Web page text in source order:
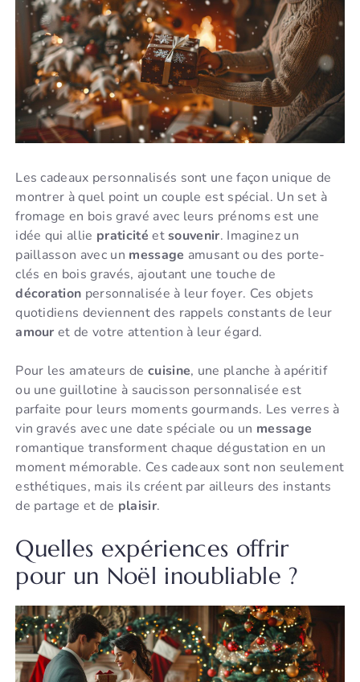
Les cadeaux personnalisés sont une façon unique de
montrer à quel point un couple est spécial. Un set à
fromage en bois gravé avec leurs prénoms est une
idée qui allie praticité etsouvenir. Imaginez un
paillasson avec un message amusant ou des porte-
clés en bois gravés, ajoutant une touche de
décoration personnalisée à leur foyer. Ces objets
quotidiens deviennent des rappels constants de leur
amour et de votre attention à leur égard.
Pour les amateurs de cuisine, une planche à apéritif
ou une guillotine à saucisson personnalisée est
parfaite pour leurs moments gourmands. Les verres à
vin gravés avec une date spéciale ou un message
romantique transforment chaque dégustation en un
moment mémorable. Ces cadeaux sont non seulement
esthétiques, mais ils créent par ailleurs des instants
de partage et de plaisir.
Quelles expériences offrir
pour un Noël inoubliable ?